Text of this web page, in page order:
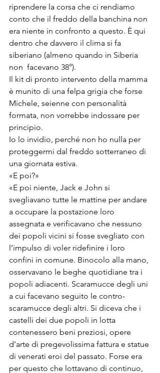
riprendere la corsa che ci rendiamo
conto che il freddo della banchina non
era niente in confronto a questo. È qui
dentro che davvero il clima si fa
siberiano (almeno quando in Siberia
non  facevano 38°).
Il kit di pronto intervento della mamma
è munito di una felpa grigia che forse
Michele, seienne con personalità
formata, non vorrebbe indossare per
principio.
Io lo invidio, perché non ho nulla per
proteggermi dal freddo sotterraneo di
una giornata estiva.
«E poi?»
«E poi niente, Jack e John si
svegliavano tutte le mattine per andare
a occupare la postazione loro
assegnata e verificavano che nessuno
dei popoli vicini si fosse svegliato con
l’impulso di voler ridefinire i loro
confini in comune. Binocolo alla mano,
osservavano le beghe quotidiane tra i
popoli adiacenti. Scaramucce degli uni
a cui facevano seguito le contro-
scaramucce degli altri. Si diceva che i
castelli dei due popoli in lotta
contenessero beni preziosi, opere
d’arte di pregevolissima fattura e statue
di venerati eroi del passato. Forse era
per questo che lottavano di continuo,